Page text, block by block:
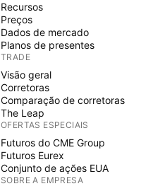
Recursos
Preços
Dados de mercado
Planos de presentes
TRADE
Visão geral
Corretoras
Comparação de corretoras
The Leap
OFERTAS ESPECIAIS
Futuros do CME Group
Futuros Eurex
Conjunto de ações EUA
SOBRE A EMPRESA